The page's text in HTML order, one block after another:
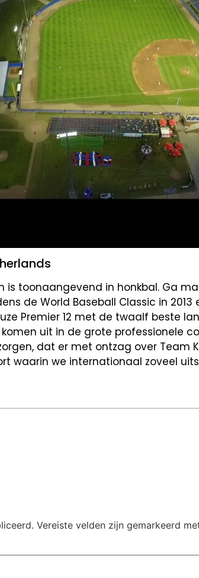
is toonaangevend in honkbal. Ga
de World Baseball Classic in
Premier 12 met de twaalf beste
komen uit in de grote professionele
dat er met ontzag over Team
waarin we internationaal zoveel
Vereiste velden zijn gemarkeerd